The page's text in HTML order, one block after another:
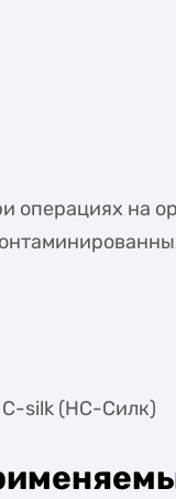
операциях на
silk (НС-Силк)